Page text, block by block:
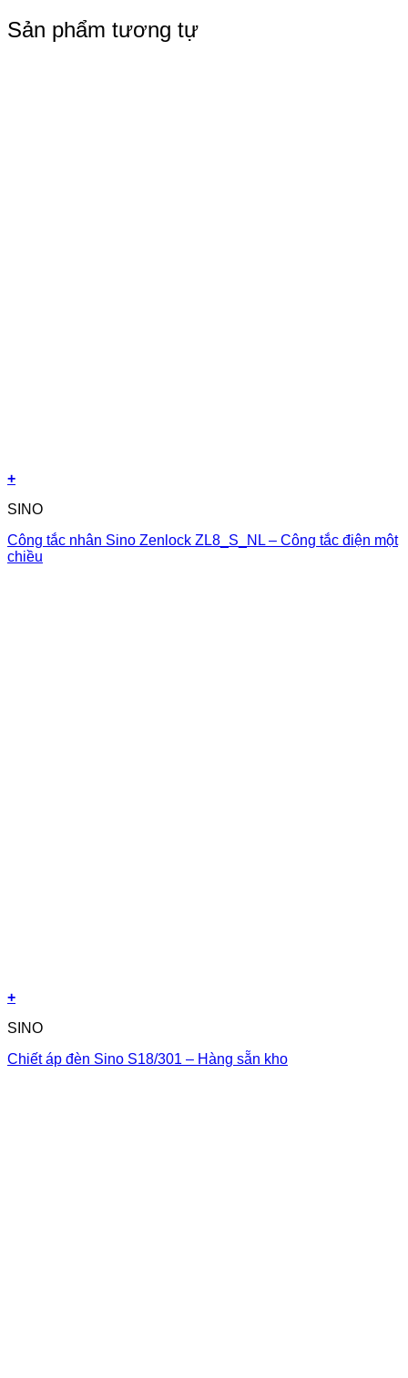
Sản phẩm tương tự
+
SINO
Công tắc nhân Sino Zenlock ZL8_S_NL – Công tắc điện một
chiều
+
SINO
Chiết áp đèn Sino S18/301 – Hàng sẵn kho